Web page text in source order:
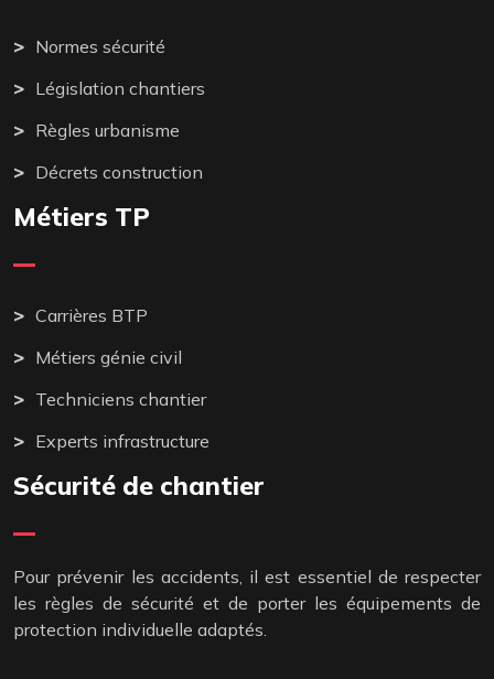
Normes sécurité
Législation chantiers
Règles urbanisme
Décrets construction
Métiers TP
Carrières BTP
Métiers génie civil
Techniciens chantier
Experts infrastructure
Sécurité de chantier
Pour prévenir les accidents, il est essentiel de respecter
les règles de sécurité et de porter les équipements de
protection individuelle adaptés.